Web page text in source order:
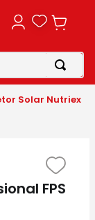
Solar Nutriex
FPS